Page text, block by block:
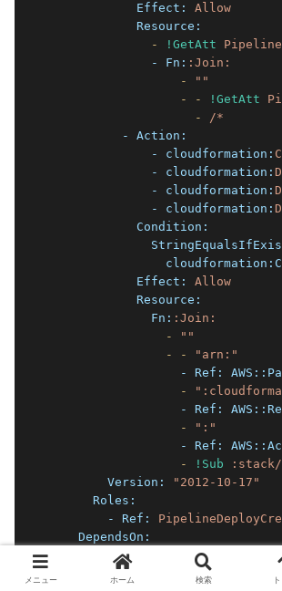
            Effect:
Allow
            Resource:
              -
!GetAtt
              - Fn:
:Join:
                  -
""
                  -
- !GetAtt
                    -
/*
          - Action:
              - cloudformation:
              - cloudformation:
              - cloudformation:
              - cloudformation:
            Condition:
                cloudformation:
            Effect:
Allow
            Resource:
              Fn:
:Join:
                -
""
                -
-
"arn:"
                  - Ref:
                  -
                  - Ref:
                  -
":"
                  - Ref:
                  -
!Sub
:stack/
        Version:
"2012-10-17"
      Roles:
        - Ref:
    DependsOn:
PipelineArtifactBucket
メニュー ホーム 検索